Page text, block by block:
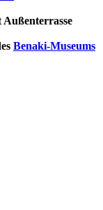
Benaki-Museums